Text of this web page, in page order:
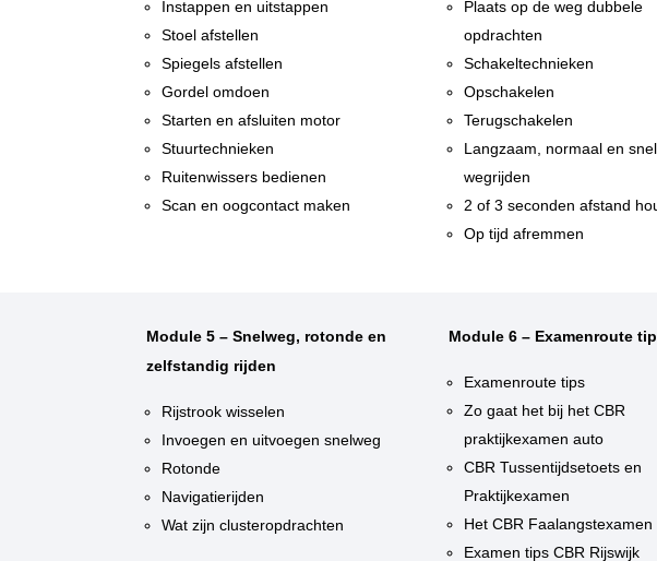
Instappen en uitstappen
Stoel afstellen
Spiegels afstellen
Gordel omdoen
Starten en afsluiten motor
Stuurtechnieken
Ruitenwissers bedienen
Scan en oogcontact maken
Plaats op de weg dubbele
opdrachten
Schakeltechnieken
Opschakelen
Terugschakelen
Langzaam, normaal en snel
wegrijden
2 of 3 seconden afstand
Op tijd afremmen
Module 5 – Snelweg, rotonde en
zelfstandig rijden
Rijstrook wisselen
Invoegen en uitvoegen snelweg
Rotonde
Navigatierijden
Wat zijn clusteropdrachten
Module 6 – Examenroute
Examenroute tips
Zo gaat het bij het CBR
praktijkexamen auto
CBR Tussentijdsetoets en
Praktijkexamen
Het CBR Faalangstexamen
Examen tips CBR Rijswijk